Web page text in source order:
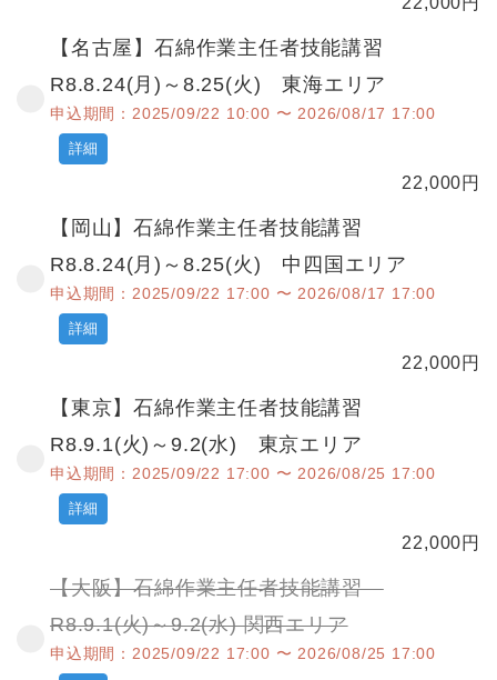
【名古屋】石綿作業主任者技能講習
R8.8.24(月)～8.25(火) 東海エリア
申込期間：2025/09/22 10:00 〜 2026/08/17 17:00
詳細
22,000円
【岡山】石綿作業主任者技能講習
R8.8.24(月)～8.25(火) 中四国エリア
申込期間：2025/09/22 17:00 〜 2026/08/17 17:00
詳細
22,000円
【東京】石綿作業主任者技能講習
R8.9.1(火)～9.2(水) 東京エリア
申込期間：2025/09/22 17:00 〜 2026/08/25 17:00
詳細
22,000円
【大阪】石綿作業主任者技能講習
R8.9.1(火)～9.2(水) 関西エリア
申込期間：2025/09/22 17:00 〜 2026/08/25 17:00